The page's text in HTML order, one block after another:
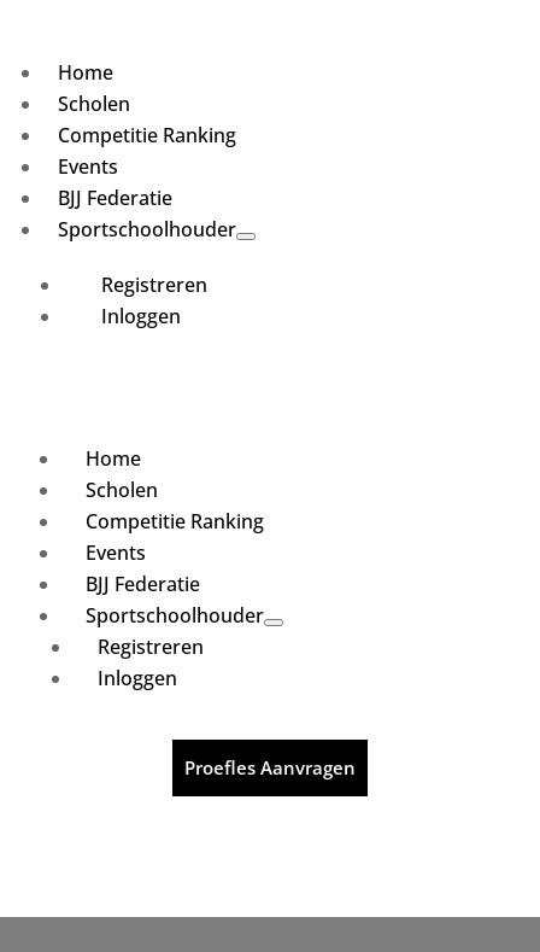
Home
Scholen
Competitie Ranking
Events
BJJ Federatie
Sportschoolhouder
Registreren
Inloggen
Home
Scholen
Competitie Ranking
Events
BJJ Federatie
Sportschoolhouder
Registreren
Inloggen
Proefles Aanvragen